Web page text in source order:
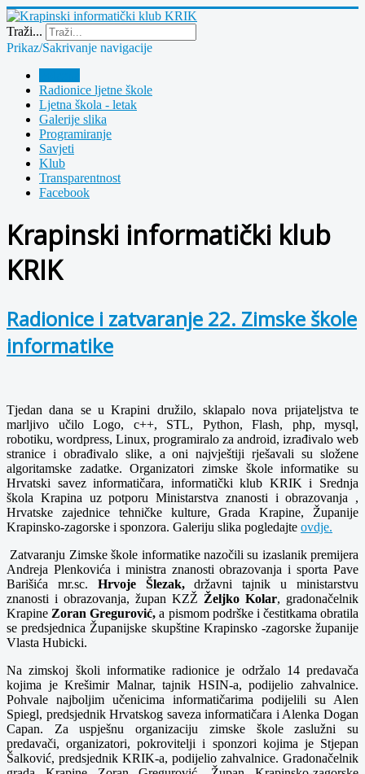
Traži...
Prikaz/Sakrivanje navigacije
Radionice ljetne škole
Ljetna škola - letak
Galerije slika
Programiranje
Savjeti
Klub
Transparentnost
Facebook
Krapinski informatički klub
KRIK
Radionice i zatvaranje 22. Zimske škole
informatike
Tjedan dana se u Krapini družilo, sklapalo nova prijateljstva te
marljivo učilo Logo, c++, STL, Python, Flash, php, mysql,
robotiku, wordpress, Linux, programiralo za android, izrađivalo web
stranice i obrađivalo slike, a oni najvještiji rješavali su složene
algoritamske zadatke. Organizatori zimske škole informatike su
Hrvatski savez informatičara, informatički klub KRIK i Srednja
škola Krapina uz potporu Ministarstva znanosti i obrazovanja ,
Hrvatske zajednice tehničke kulture, Grada Krapine, Županije
Krapinsko-zagorske i sponzora. Galeriju slika pogledajte ovdje.
Zatvaranju Zimske škole informatike nazočili su izaslanik premijera
Andreja Plenkovića i ministra znanosti obrazovanja i sporta Pave
Barišića mr.sc. Hrvoje Šlezak,državni tajnik u ministarstvu
znanosti i obrazovanja, župan KZŽ Željko Kolar, gradonačelnik
Krapine Zoran Gregurović,a pismom podrške i čestitkama obratila
se predsjednica Županijske skupštine Krapinsko -zagorske županije
Vlasta Hubicki.
Na zimskoj školi informatike radionice je održalo 14 predavača
kojima je Krešimir Malnar, tajnik HSIN-a, podijelio zahvalnice.
Pohvale najboljim učenicima informatičarima podijelili su Alen
Spiegl, predsjednik Hrvatskog saveza informatičara i Alenka Dogan
Capan. Za uspješnu organizaciju zimske škole zaslužni su
predavači, organizatori, pokrovitelji i sponzori kojima je Stjepan
Šalković, predsjednik KRIK-a, podijelio zahvalnice. Gradonačelnik
Year
Month
Year
Month